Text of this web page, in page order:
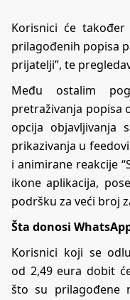
Korisnici će
prilagođenih popisa
prijatelji”, te
Među ostalim
pretraživanja popisa
opcija objavljivanja
prikazivanja u
i animirane reakcije
ikone aplikacija,
podršku za veći broj
Šta donosi
Korisnici koji se
od 2,49 eura dobit
što su prilagođene